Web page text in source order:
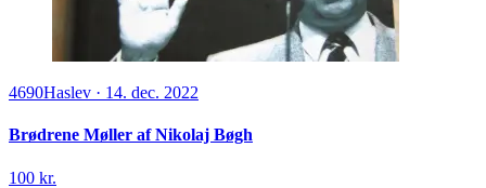
4690Haslev · 14. dec. 2022
Brødrene Møller af Nikolaj Bøgh
100 kr.